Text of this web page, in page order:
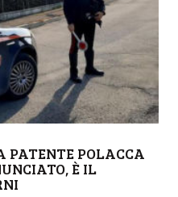
PATENTE POLACCA
È IL